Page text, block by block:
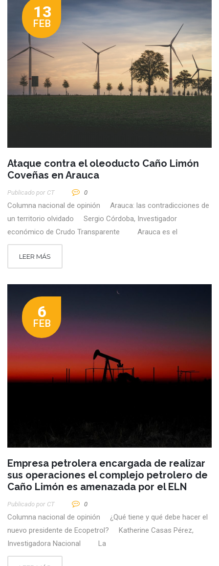
13
FEB
Ataque contra el oleoducto Caño Limón
Coveñas en Arauca
Publicado por CT 0
Columna nacional de opinión Arauca: las contradicciones de
un territorio olvidado Sergio Córdoba, Investigador
económico de Crudo Transparente Arauca es el
LEER MÁS
6
FEB
Empresa petrolera encargada de realizar
sus operaciones el complejo petrolero de
Caño Limón es amenazada por el ELN
Publicado por CT 0
Columna nacional de opinión ¿Qué tiene y qué debe hacer el
nuevo presidente de Ecopetrol? Katherine Casas Pérez,
Investigadora Nacional La